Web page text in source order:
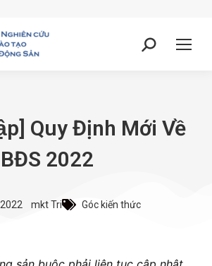
Quy Định Mới Về
2022
mkt Tri Góc kiến thức